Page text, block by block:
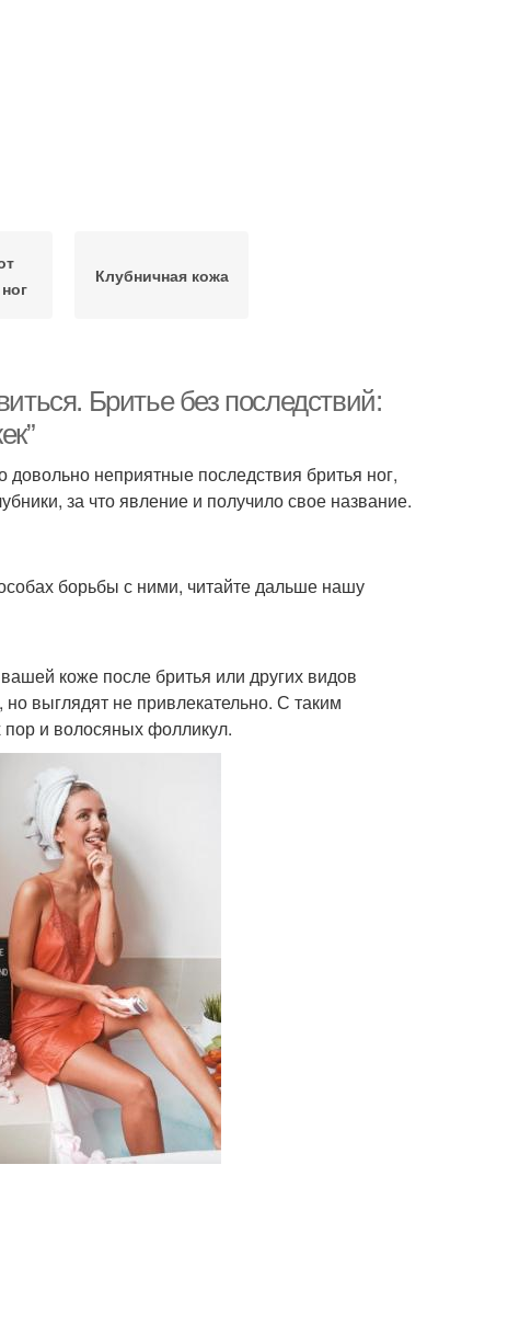
Клубничная кожа
Бритье без последствий:
неприятные последствия бритья ног,
за что явление и получило свое название.
борьбы с ними, читайте дальше нашу
коже после бритья или других видов
выглядят не привлекательно. С таким
пор и волосяных фолликул.